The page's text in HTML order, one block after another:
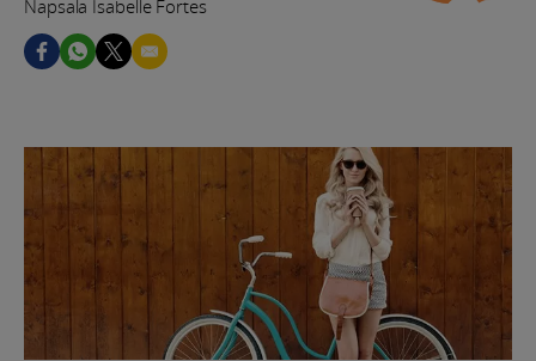
Napsala Isabelle Fortes